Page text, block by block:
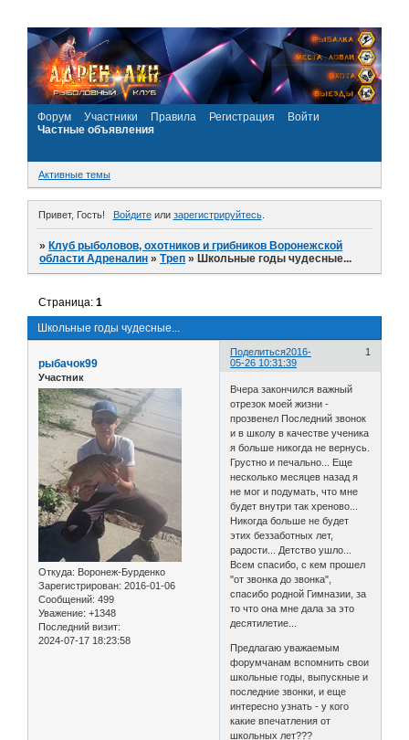
Форум Участники Правила Регистрация
Войти
Частные объявления
Активные темы
Привет, Гость! Войдитеили зарегистрируйтесь.
»Клуб рыболовов, охотников и грибников Воронежской
области Адреналин »Треп »Школьные годы чудесные...
Школьные годы чудесные...
Страница:1
Поделиться 1
2016-
05-26 10:31:39
рыбачок99
Участник
Откуда: Воронеж-Бурденко
Зарегистрирован: 2016-01-06
Сообщений: 499
Уважение: +1348
Последний визит:
2024-07-17 18:23:58
Вчера закончился важный
отрезок моей жизни -
прозвенел Последний звонок
и в школу в качестве ученика
я больше никогда не вернусь.
Грустно и печально... Еще
несколько месяцев назад я
не мог и подумать, что мне
будет внутри так хреново...
Никогда больше не будет
этих беззаботных лет,
радости... Детство ушло...
Всем спасибо, с кем прошел
"от звонка до звонка",
спасибо родной Гимназии, за
то что она мне дала за это
десятилетие...
Предлагаю уважаемым
форумчанам вспомнить свои
школьные годы, выпускные и
последние звонки, и еще
интересно узнать - у кого
какие впечатления от
школьных лет???